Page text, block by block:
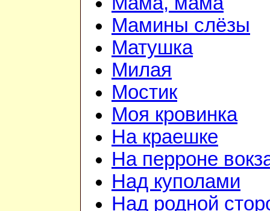
Мамины слёзы
Матушка
Милая
Мостик
Моя кровинка
На краешке
На перроне
Над куполами
Над родной